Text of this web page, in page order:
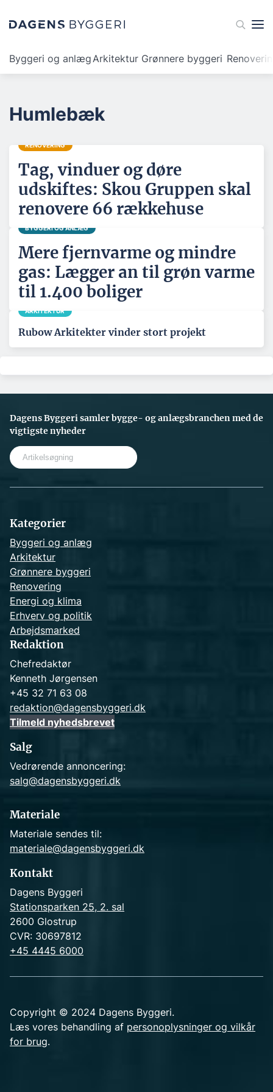
Byggeri og anlægArkitektur Grønnere byggeri
Humlebæk
RENOVERING
Tag, vinduer og døre
udskiftes: Skou Gruppen skal
renovere 66 rækkehuse
BYGGERI OG ANLÆG
Mere fjernvarme og mindre
gas: Lægger an til grøn varme
til 1.400 boliger
ARKITEKTUR
Rubow Arkitekter vinder stort projekt
Dagens Byggeri samler bygge- og anlægsbranchen med de
vigtigste nyheder
Kategorier
Byggeri og anlæg
Arkitektur
Grønnere byggeri
Renovering
Energi og klima
Erhverv og politik
Arbejdsmarked
Redaktion
Chefredaktør
Kenneth Jørgensen
+45 32 71 63 08
redaktion@dagensbyggeri.dk
Tilmeld nyhedsbrevet
Salg
Vedrørende annoncering:
salg@dagensbyggeri.dk
Materiale
Materiale sendes til:
materiale@dagensbyggeri.dk
Kontakt
Dagens Byggeri
Stationsparken 25, 2. sal
2600 Glostrup
CVR: 30697812
+45 4445 6000
Copyright © 2024 Dagens Byggeri.
Læs vores behandling af personoplysninger og vilkår
for brug.